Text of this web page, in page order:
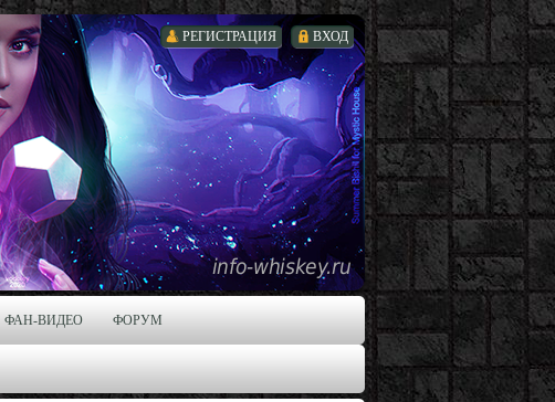
ВХОД
РЕГИСТРАЦИЯ
ФАН-ВИДЕО ФОРУМ